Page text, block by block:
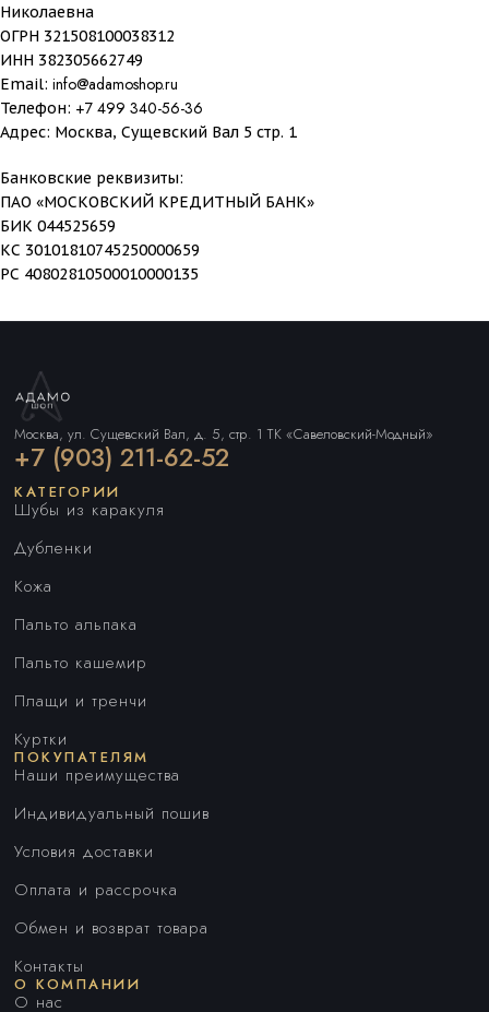
Николаевна
ОГРН 321508100038312
ИНН 382305662749
Email: info@adamoshop.ru
Телефон: +7 499 340-56-36
Адрес: Москва, Сущевский Вал 5 стр. 1
Банковские реквизиты:
ПАО «МОСКОВСКИЙ КРЕДИТНЫЙ БАНК»
БИК 044525659
КС 30101810745250000659
РС 40802810500010000135
Москва, ул. Сущевский Вал, д. 5, стр. 1 ТК «Савеловский-Модный»
+7 (903) 211-62-52
КАТЕГОРИИ
Шубы из каракуля
Дубленки
Кожа
Пальто альпака
Пальто кашемир
Плащи и тренчи
Куртки
ПОКУПАТЕЛЯМ
Наши преимущества
Индивидуальный пошив
Условия доставки
Оплата и рассрочка
Обмен и возврат товара
Контакты
О КОМПАНИИ
О нас